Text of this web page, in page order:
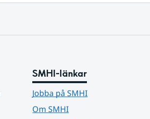
SMHI-länkar
Jobba på SMHI
Om SMHI